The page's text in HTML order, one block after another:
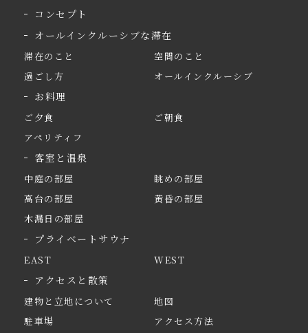
コンセプト
オールインクルーシブな滞在
滞在のこと
空間のこと
過ごし方
オールインクルーシブ
お料理
ご夕食
ご朝食
アペリティフ
客室と温泉
中庭の部屋
眺めの部屋
高台の部屋
黄昏の部屋
木漏日の部屋
プライベートサウナ
EAST WEST
アクセスと散策
建物と立地について
地図
駐車場
アクセス方法